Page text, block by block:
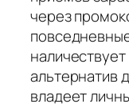
через
альтернатив
владеет